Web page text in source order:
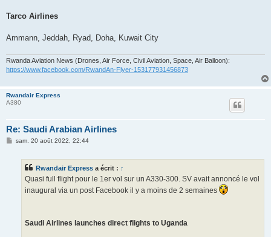
Tarco Airlines
Ammann, Jeddah, Ryad, Doha, Kuwait City
Rwanda Aviation News (Drones, Air Force, Civil Aviation, Space, Air Balloon):
https://www.facebook.com/RwandAn-Flyer-153177931456873
Rwandair Express
A380
Re: Saudi Arabian Airlines
Msam. 20 août 2022, 22:44
Rwandair Express a écrit : ↑
Quasi full flight pour le 1er vol sur un A330-300. SV avait annoncé le vol
inaugural via un post Facebook il y a moins de 2 semaines
Saudi Airlines launches direct flights to Uganda